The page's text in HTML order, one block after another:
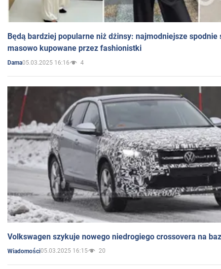
Będą bardziej popularne niż dżinsy: najmodniejsze spodnie
masowo kupowane przez fashionistki
Dama05.03.2025 16:16 4
Volkswagen szykuje nowego niedrogiego crossovera na
Wiadomości05.03.2025 16:15 20